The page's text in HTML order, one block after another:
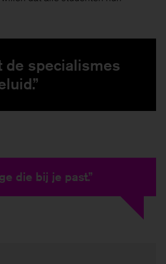
de specialismes
die bij je past.”